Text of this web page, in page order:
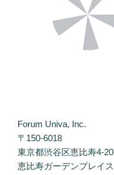
Forum Univa, Inc.
〒150-6018
東京都渋谷区恵比寿4-
恵比寿ガーデンプレイ